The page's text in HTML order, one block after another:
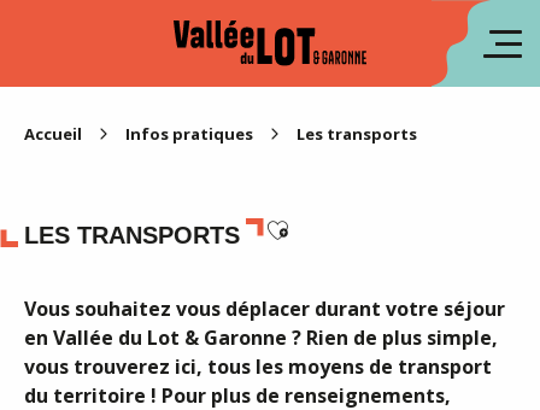
Accueil Infos pratiques Les transports
LES TRANSPORTS Ajouter aux favoris
Vous souhaitez vous déplacer durant votre séjour
en Vallée du Lot & Garonne ? Rien de plus simple,
vous trouverez ici, tous les moyens de transport
du territoire ! Pour plus de renseignements,